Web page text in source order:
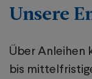
Unsere
Über Anleihen
bis